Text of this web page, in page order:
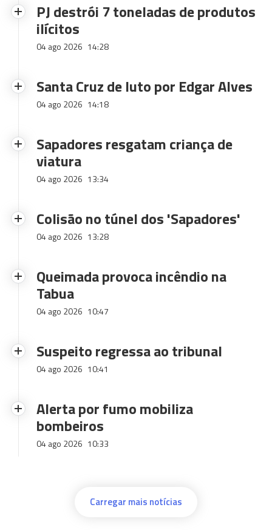
PJ destrói 7 toneladas de produtos
ilícitos
04 ago 2026 14:28
Santa Cruz de luto por Edgar Alves
04 ago 2026 14:18
Sapadores resgatam criança de
viatura
04 ago 2026 13:34
Colisão no túnel dos 'Sapadores'
04 ago 2026 13:28
Queimada provoca incêndio na
Tabua
04 ago 2026 10:47
Suspeito regressa ao tribunal
04 ago 2026 10:41
Alerta por fumo mobiliza
bombeiros
04 ago 2026 10:33
Carregar mais notícias